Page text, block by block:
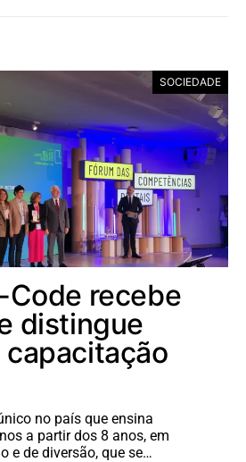
SOCIEDADE
Code recebe
distingue
no país que ensina
a partir dos 8 anos, em
e de diversão, que se…